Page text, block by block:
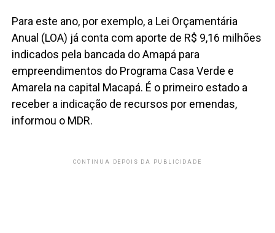
Para este ano, por exemplo, a Lei Orçamentária
Anual (LOA) já conta com aporte de R$ 9,16 milhões
indicados pela bancada do Amapá para
empreendimentos do Programa Casa Verde e
Amarela na capital Macapá. É o primeiro estado a
receber a indicação de recursos por emendas,
informou o MDR.
CONTINUA DEPOIS DA PUBLICIDADE